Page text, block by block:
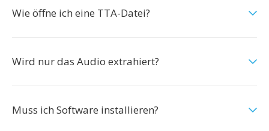
Wie öffne ich eine TTA-Datei?
Wird nur das Audio extrahiert?
Muss ich Software installieren?